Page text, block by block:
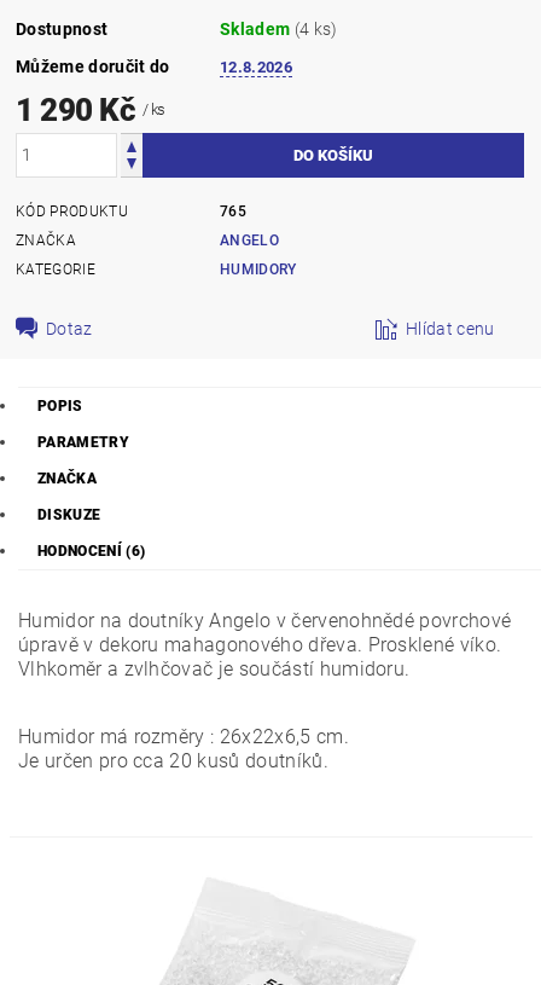
Dostupnost Skladem (4 ks)
Můžeme doručit do
12.8.2026
1 290 Kč / ks
KÓD PRODUKTU
765
ZNAČKA
ANGELO
KATEGORIE
HUMIDORY
Dotaz Hlídat cenu
POPIS
PARAMETRY
ZNAČKA
DISKUZE
HODNOCENÍ (6)
Humidor na doutníky Angelo v červenohnědé povrchové
úpravě v dekoru mahagonového dřeva. Prosklené víko.
Vlhkoměr a zvlhčovač je součástí humidoru.
Humidor má rozměry : 26x22x6,5 cm.
Je určen pro cca 20 kusů doutníků.